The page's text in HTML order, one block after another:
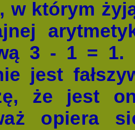
w którym
3 - 1 = 1.
jest
że jest
opiera